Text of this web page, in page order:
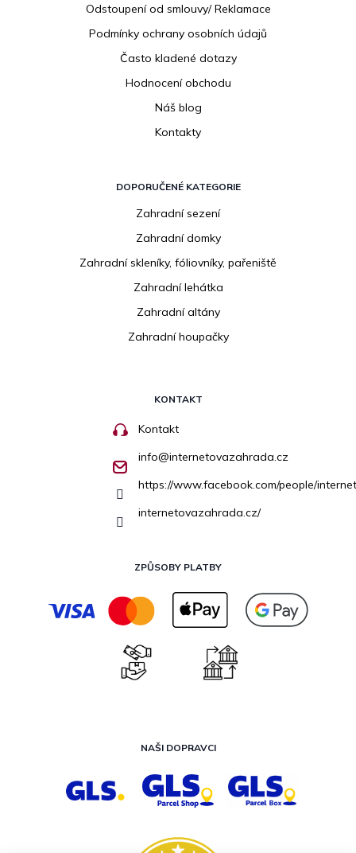
Odstoupení od smlouvy/ Reklamace
Podmínky ochrany osobních údajů
Často kladené dotazy
Hodnocení obchodu
Náš blog
Kontakty
DOPORUČENÉ KATEGORIE
Zahradní sezení
Zahradní domky
Zahradní skleníky, fóliovníky, pařeniště
Zahradní lehátka
Zahradní altány
Zahradní houpačky
KONTAKT
Kontakt
info@internetovazahrada.cz
https://www.facebook.com/people/
internetovazahrada.cz/
ZPŮSOBY PLATBY
NAŠI DOPRAVCI